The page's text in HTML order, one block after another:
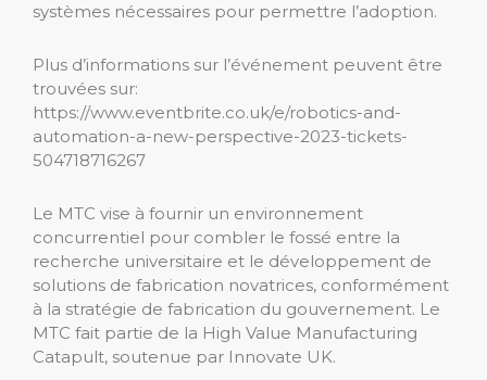
systèmes nécessaires pour permettre l’adoption.
Plus d’informations sur l’événement peuvent être
trouvées sur:
https://www.eventbrite.co.uk/e/robotics-and-
automation-a-new-perspective-2023-tickets-
504718716267
Le MTC vise à fournir un environnement
concurrentiel pour combler le fossé entre la
recherche universitaire et le développement de
solutions de fabrication novatrices, conformément
à la stratégie de fabrication du gouvernement. Le
MTC fait partie de la High Value Manufacturing
Catapult, soutenue par Innovate UK.